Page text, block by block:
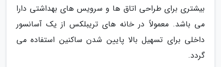
بیشتری برای طراحی اتاق ها و سرویس های بهداشتی دارا
می باشد. معمولاً در خانه های تریبلکس از یک آسانسور
داخلی برای تسهیل بالا پایین شدن ساکنین استفاده می
گردد.